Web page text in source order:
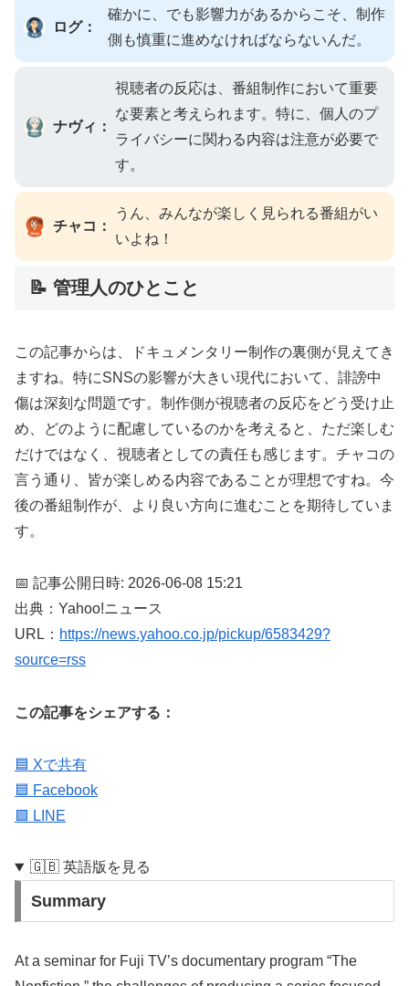
ログ：
確かに、でも影響力があるからこそ、制作
側も慎重に進めなければならないんだ。
ナヴィ：
視聴者の反応は、番組制作において重要
な要素と考えられます。特に、個人のプ
ライバシーに関わる内容は注意が必要で
す。
チャコ：
うん、みんなが楽しく見られる番組がい
いよね！
📝 管理人のひとこと
この記事からは、ドキュメンタリー制作の裏側が見えてき
ますね。特にSNSの影響が大きい現代において、誹謗中
傷は深刻な問題です。制作側が視聴者の反応をどう受け止
め、どのように配慮しているのかを考えると、ただ楽しむ
だけではなく、視聴者としての責任も感じます。チャコの
言う通り、皆が楽しめる内容であることが理想ですね。今
後の番組制作が、より良い方向に進むことを期待していま
す。
📅 記事公開日時: 2026-06-08 15:21
出典：Yahoo!ニュース
URL： https://news.yahoo.co.jp/pickup/6583429?
source=rss
この記事をシェアする：
🟦 Xで共有
🟦 Facebook
🟩 LINE
🇬🇧 英語版を見る
Summary
At a seminar for Fuji TV’s documentary program “The